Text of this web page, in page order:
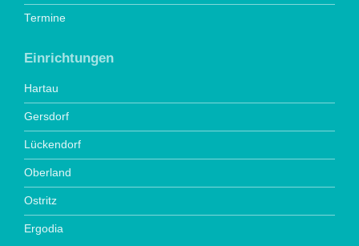
Termine
Einrichtungen
Hartau
Gersdorf
Lückendorf
Oberland
Ostritz
Ergodia